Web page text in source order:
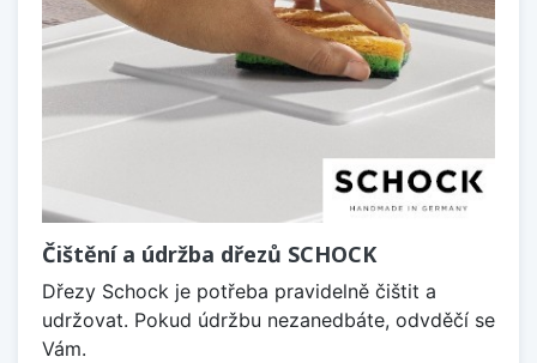
Čištění a údržba dřezů SCHOCK
Dřezy Schock je potřeba pravidelně čištit a
udržovat. Pokud údržbu nezanedbáte, odvděčí se
Vám.